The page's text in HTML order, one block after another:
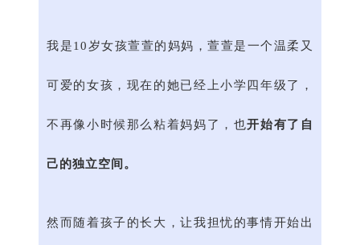
我是10岁女孩萱萱的妈妈，萱萱是一个温柔又
可爱的女孩，现在的她已经上小学四年级了，
不再像小时候那么粘着妈妈了，也开始有了自
己的独立空间。
然而随着孩子的长大，让我担忧的事情开始出